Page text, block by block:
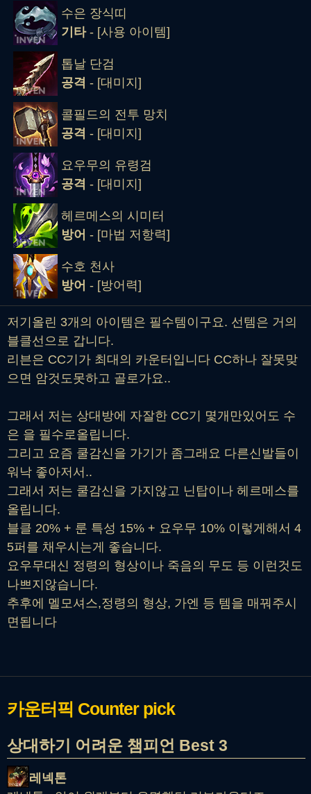
수은 장식띠
기타- [사용 아이템]
톱날 단검
공격 - [대미지]
콜필드의 전투 망치
공격 - [대미지]
요우무의 유령검
공격 - [대미지]
헤르메스의 시미터
방어 - [마법 저항력]
수호 천사
방어 - [방어력]
저기올린 3개의 아이템은 필수템이구요. 선템은 거의
블클선으로 갑니다.
리븐은 CC기가 최대의 카운터입니다 CC하나 잘못맞
으면 암것도못하고 골로가요..
그래서 저는 상대방에 자잘한 CC기 몇개만있어도 수
은 을 필수로올립니다.
그리고 요즘 쿨감신을 가기가 좀그래요 다른신발들이
워낙 좋아저서..
그래서 저는 쿨감신을 가지않고 닌탑이나 헤르메스를
올립니다.
블클 20% + 룬 특성 15% + 요우무 10% 이렇게해서 4
5퍼를 채우시는게 좋습니다.
요우무대신 정령의 형상이나 죽음의 무도 등 이런것도
나쁘지않습니다.
추후에 멜모셔스,정령의 형상, 가엔 등 템을 매꿔주시
면됩니다
카운터픽 Counter pick
상대하기 어려운 챔피언 Best 3
레넥톤